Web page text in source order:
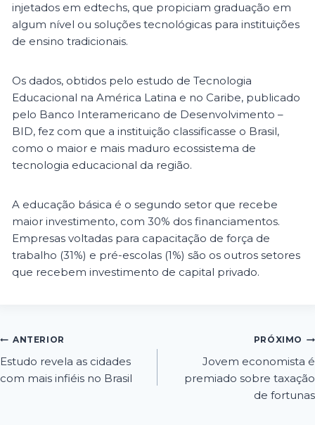
injetados em edtechs, que propiciam graduação em
algum nível ou soluções tecnológicas para instituições
de ensino tradicionais.
Os dados, obtidos pelo estudo de Tecnologia
Educacional na América Latina e no Caribe, publicado
pelo Banco Interamericano de Desenvolvimento –
BID, fez com que a instituição classificasse o Brasil,
como o maior e mais maduro ecossistema de
tecnologia educacional da região.
A educação básica é o segundo setor que recebe
maior investimento, com 30% dos financiamentos.
Empresas voltadas para capacitação de força de
trabalho (31%) e pré-escolas (1%) são os outros setores
que recebem investimento de capital privado.
ANTERIOR
Estudo revela as cidades
com mais infiéis no Brasil
PRÓXIMO
Jovem economista é
premiado sobre taxação
de fortunas